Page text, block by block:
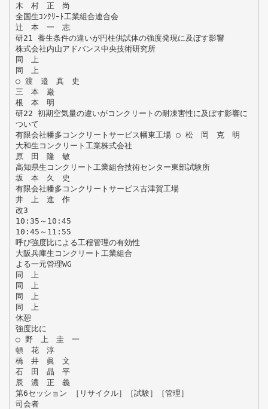
木 村 正 尚
全国生ｺﾝｸﾘｰﾄ工業組合連合会
辻 本 一 志
研21 養生条件の違いが円柱供試体の強度発現に及ぼす影響
株式会社内山アドバンス中央技術研究所
同 上
同 上
○ 渡 邉 真 史
三 本 巌
根 本 明
研22 初期空気量の違いがコンクリートの耐凍害性に及ぼす影響に
ついて
有限会社幡多コンクリートサービス幡東工場 ○ 松 岡 克 明
大和生コンクリート工業株式会社
原 田 隆 敏
高知県生コンクリート工業組合技術センター東部試験所
坂 本 久 史
有限会社幡多コンクリートサービス古津賀工場
井 上 進 作
改3
10:35～10:45
10:45～11:55
呼び強度比による工程管理の有効性
大阪兵庫生コンクリート工業組合
よる一元管理WG
同 上
同 上
同 上
同 上
休憩
強度比に
○ 野 上 圭 一
頓 花 淳
橋 井 眞 文
石 田 晶 平
辰 濃 正 義
第6セッション ［リサイクル］［試験］［管理］
司会者